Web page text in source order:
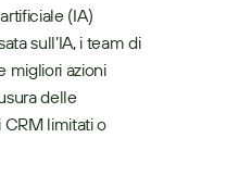
(IA)
sull’IA, i team di
migliori azioni
delle
limitati o